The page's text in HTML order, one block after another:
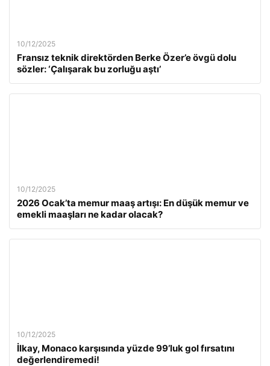
10/12/2025
Fransız teknik direktörden Berke Özer’e övgü dolu
sözler: ‘Çalışarak bu zorluğu aştı’
10/12/2025
2026 Ocak’ta memur maaş artışı: En düşük memur ve
emekli maaşları ne kadar olacak?
10/12/2025
İlkay, Monaco karşısında yüzde 99’luk gol fırsatını
değerlendiremedi!